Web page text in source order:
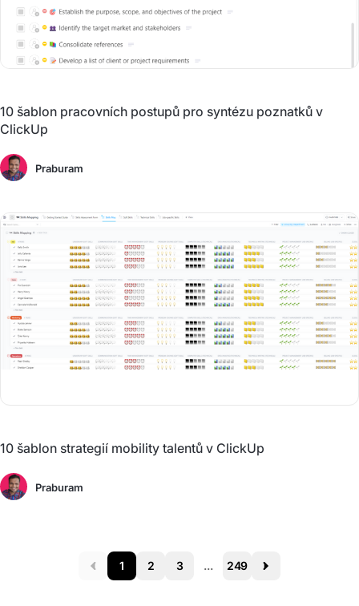
10 šablon pracovních postupů pro syntézu poznatků v
ClickUp
Praburam
10 šablon strategií mobility talentů v ClickUp
Praburam
Prev 1 2 3 ... 249 Next